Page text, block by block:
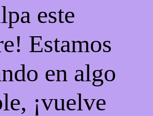
este
Estamos
en algo
¡vuelve